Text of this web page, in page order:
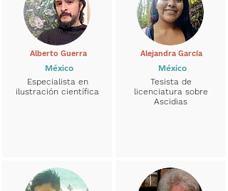
México
Alberto Guerra
Especialista en
ilustración científica
México
Alejandra García
Tesista de
licenciatura sobre
Ascidias